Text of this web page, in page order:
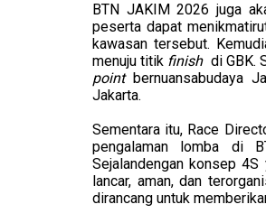
BTN JAKIM 2026 juga
peserta dapat
kawasan tersebut.
menuju titik finish di GBK.
point bernuansabudaya
Jakarta.
Sementara itu, Race
pengalaman lomba di
Sejalandengan konsep 4S
lancar, aman, dan
dirancang untuk